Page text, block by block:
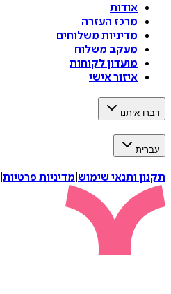
אודות
מרכז העזרה
מדיניות משלוחים
מעקב משלוח
מועדון לקוחות
איזור אישי
דברו איתנו
עברית
תקנון ותנאי שימוש מדיניות פרטיות